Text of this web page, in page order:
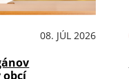
08. JÚL 2026
obcí